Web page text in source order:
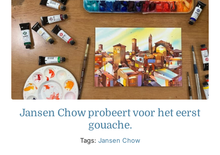
Jansen Chow probeert voor het eerst
gouache.
Tags: Jansen Chow